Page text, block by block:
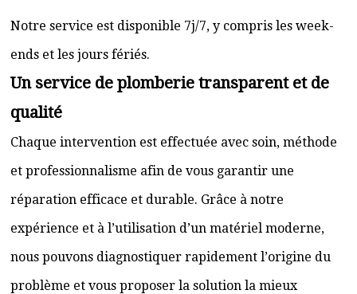
Notre service est disponible 7j/7, y compris les week-
ends et les jours fériés.
Un service de plomberie transparent et de
qualité
Chaque intervention est effectuée avec soin, méthode
et professionnalisme afin de vous garantir une
réparation efficace et durable. Grâce à notre
expérience et à l’utilisation d’un matériel moderne,
nous pouvons diagnostiquer rapidement l’origine du
problème et vous proposer la solution la mieux